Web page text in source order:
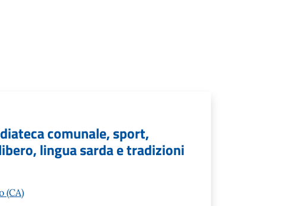
comunale, sport,
lingua sarda e tradizioni
(CA)